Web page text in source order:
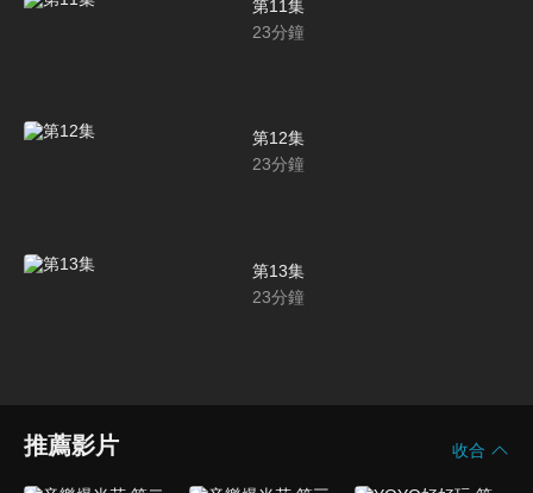
第11集
23分鐘
第12集
23分鐘
第13集
23分鐘
推薦影片 收合